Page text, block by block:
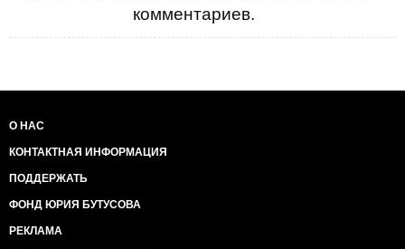
комментариев.
О НАС
КОНТАКТНАЯ ИНФОРМАЦИЯ
ПОДДЕРЖАТЬ
ФОНД ЮРИЯ БУТУСОВА
РЕКЛАМА